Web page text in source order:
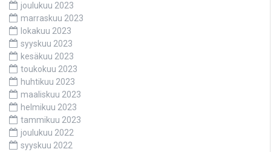
joulukuu 2023
marraskuu 2023
lokakuu 2023
syyskuu 2023
kesäkuu 2023
toukokuu 2023
huhtikuu 2023
maaliskuu 2023
helmikuu 2023
tammikuu 2023
joulukuu 2022
syyskuu 2022